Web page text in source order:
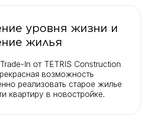
уровня жизни и
жилья
In от TETRIS Construction
возможность
реализовать старое жилье
квартиру в новостройке.